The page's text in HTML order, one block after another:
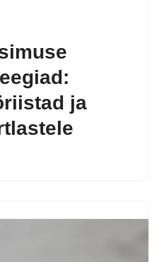
ja